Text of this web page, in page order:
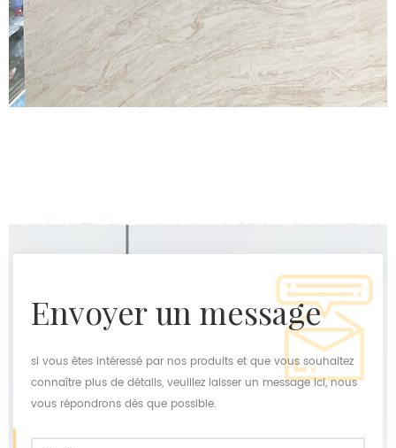
envoyer un message
si vous êtes intéressé par nos produits et que vous souhaitez
connaître plus de détails, veuillez laisser un message ici, nous
vous répondrons dès que possible.